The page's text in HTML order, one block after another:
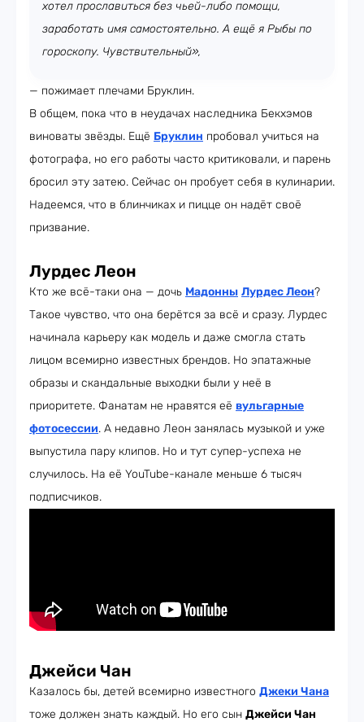
хотел прославиться без чьей-либо помощи,
заработать имя самостоятельно. А ещё я Рыбы по
гороскопу. Чувствительный»,
— пожимает плечами Бруклин.
В общем, пока что в неудачах наследника Бекхэмов
виноваты звёзды. Ещё Бруклин пробовал учиться на
фотографа, но его работы часто критиковали, и парень
бросил эту затею. Сейчас он пробует себя в кулинарии.
Надеемся, что в блинчиках и пицце он надёт своё
призвание.
Лурдес Леон
Кто же всё-таки она — дочь Мадонны Лурдес Леон?
Такое чувство, что она берётся за всё и сразу. Лурдес
начинала карьеру как модель и даже смогла стать
лицом всемирно известных брендов. Но эпатажные
образы и скандальные выходки были у неё в
приоритете. Фанатам не нравятся её вульгарные
фотосессии. А недавно Леон занялась музыкой и уже
выпустила пару клипов. Но и тут супер-успеха не
случилось. На её YouTube-канале меньше 6 тысяч
подписчиков.
Джейси Чан
Казалось бы, детей всемирно известного Джеки Чана
тоже должен знать каждый. Но его сын Джейси Чан